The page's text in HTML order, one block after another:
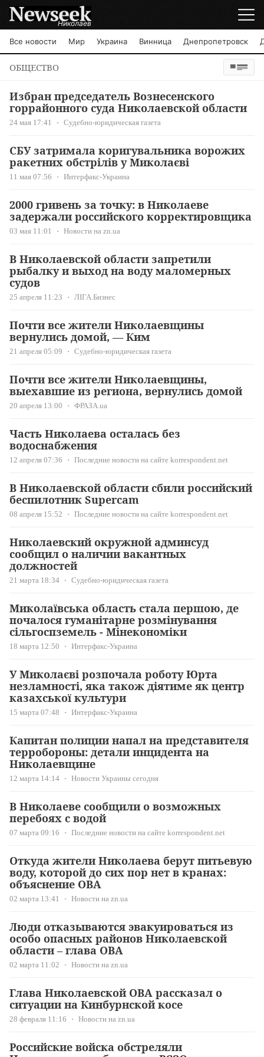
Николаев
Все новости Мир Украина Винница Днепропетровск
ОБЩЕСТВО
Избран председатель Вознесенского
горрайонного суда Николаевской области
24 мая 17:41 Судебно-юридическая газета
СБУ затримала коригувальника ворожих
ракетних обстрілів у Миколаєві
11 мая 07:56 Интерфакс-Украина
2000 гривень за точку: в Николаеве
задержали российского корректировщика
03 мая 11:01 Новости на zn.ua
В Николаевской области запретили
рыбалку и выход на воду маломерных
судов
25 апреля 11:23 ЛІГА.Бизнес
Почти все жители Николаевщины
вернулись домой, — Ким
21 апреля 05:09 Судебно-юридическая газета
Почти все жители Николаевщины,
выехавшие из региона, вернулись домой
20 апреля 13:00 ФРАЗА.ua
Часть Николаева осталась без
водоснабжения
12 апреля 07:36 Последние новости на сайте korrespondent.net
В Николаевской области сбили российский
беспилотник Supercam
08 апреля 15:52 Последние новости на сайте korrespondent.net
Николаевский окружной админсуд
сообщил о наличии вакантных
должностей
21 марта 18:34 Судебно-юридическая газета
Миколаївська область стала першою, де
почалося гуманітарне розмінування
сільгоспземель - Мінекономіки
18 марта 12:50 Интерфакс-Украина
У Миколаєві розпочала роботу Юрта
незламності, яка також діятиме як центр
казахської культури
15 марта 07:48 Интерфакс-Украина
Капитан полиции напал на представителя
терробороны: детали инцидента на
Николаевщине
12 марта 14:14 Новости Украины сегодня
В Николаеве сообщили о возможных
перебоях с водой
07 марта 09:16 Последние новости на сайте korrespondent.net
Откуда жители Николаева берут питьевую
воду, которой до сих пор нет в кранах:
объяснение ОВА
02 марта 13:41 Новости на zn.ua
Люди отказываются эвакуироваться из
особо опасных районов Николаевской
области – глава ОВА
02 марта 11:02 Новости на zn.ua
Глава Николаевской ОВА рассказал о
ситуации на Кинбурнской косе
28 февраля 11:16 Новости на zn.ua
Российские войска обстреляли